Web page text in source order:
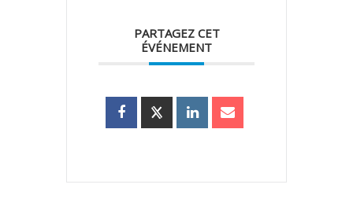
PARTAGEZ CET
ÉVÉNEMENT